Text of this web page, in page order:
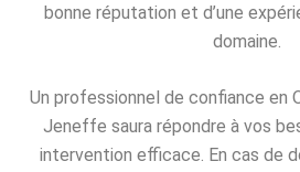
bonne réputation et d’une
domaine.
Un professionnel de confiance en
Jeneffe saura répondre à vos
intervention efficace. En cas de